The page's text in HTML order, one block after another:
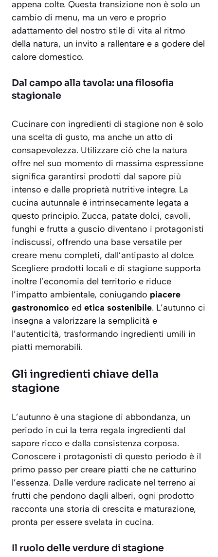
appena colte. Questa transizione non è solo un
cambio di menu, ma un vero e proprio
adattamento del nostro stile di vita al ritmo
della natura, un invito a rallentare e a godere del
calore domestico.
Dal campo alla tavola: una filosofia
stagionale
Cucinare con ingredienti di stagione non è solo
una scelta di gusto, ma anche un atto di
consapevolezza. Utilizzare ciò che la natura
offre nel suo momento di massima espressione
significa garantirsi prodotti dal sapore più
intenso e dalle proprietà nutritive integre. La
cucina autunnale è intrinsecamente legata a
questo principio. Zucca, patate dolci, cavoli,
funghi e frutta a guscio diventano i protagonisti
indiscussi, offrendo una base versatile per
creare menu completi, dall’antipasto al dolce.
Scegliere prodotti locali e di stagione supporta
inoltre l’economia del territorio e riduce
l’impatto ambientale, coniugando piacere
gastronomico ed etica sostenibile. L’autunno ci
insegna a valorizzare la semplicità e
l’autenticità, trasformando ingredienti umili in
piatti memorabili.
Gli ingredienti chiave della
stagione
L’autunno è una stagione di abbondanza, un
periodo in cui la terra regala ingredienti dal
sapore ricco e dalla consistenza corposa.
Conoscere i protagonisti di questo periodo è il
primo passo per creare piatti che ne catturino
l’essenza. Dalle verdure radicate nel terreno ai
frutti che pendono dagli alberi, ogni prodotto
racconta una storia di crescita e maturazione,
pronta per essere svelata in cucina.
Il ruolo delle verdure di stagione